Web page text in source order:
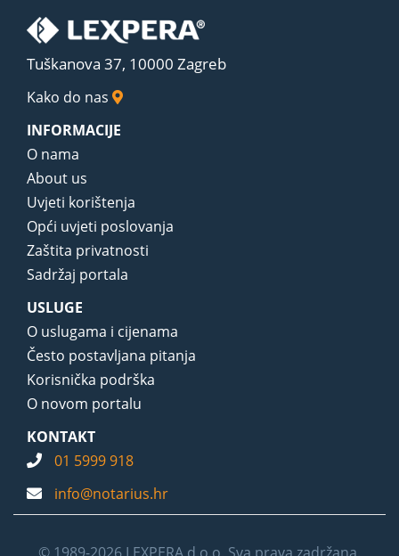
Tuškanova 37, 10000 Zagreb
Kako do nas
INFORMACIJE
O nama
About us
Uvjeti korištenja
Opći uvjeti poslovanja
Zaštita privatnosti
Sadržaj portala
USLUGE
O uslugama i cijenama
Često postavljana pitanja
Korisnička podrška
O novom portalu
KONTAKT
01 5999 918
info@notarius.hr